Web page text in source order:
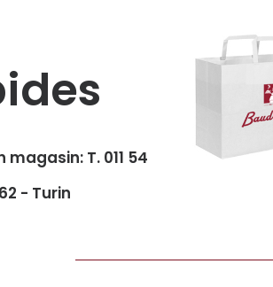
magasin: T. 011 54
- Turin